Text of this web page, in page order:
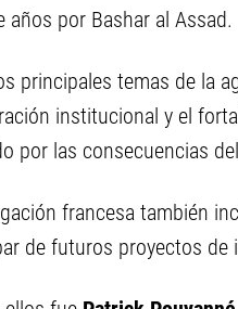
años por Bashar al Assad.
principales temas de la
institucional y el
por las consecuencias
francesa también
de futuros proyectos de